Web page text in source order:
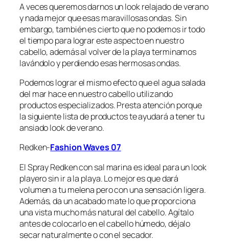
A veces queremos darnos unlookrelajado de verano
y nada mejor que esas maravillosas ondas. Sin
embargo, también es cierto que no podemos ir todo
el tiempo para lograr este aspecto en nuestro
cabello, además al volver de la playa terminamos
lavándolo y perdiendo esas hermosas ondas.
Podemos lograr el mismo efecto que el agua salada
del mar hace en nuestro cabello utilizando
productos especializados. Presta atención porque
la siguiente lista de productos te ayudará a tener tu
ansiadolookde verano.
Redken-Fashion Waves 07
El Spray Redken con sal marina es ideal para unlook
playero sin ir a la playa. Lo mejor es que dará
volumen a tu melena pero con una sensación ligera.
Además, da un acabado mate lo que proporciona
una vista mucho más natural del cabello. Agítalo
antes de colocarlo en el cabello húmedo, déjalo
secar naturalmente o con el secador.